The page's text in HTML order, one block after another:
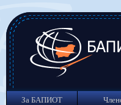
За БАПИОТ